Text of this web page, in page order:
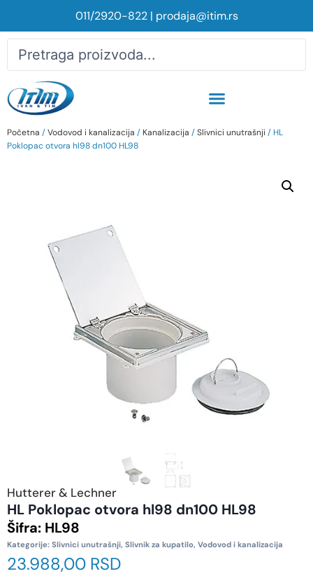
011/2920-822| prodaja@itim.rs
Početna /Vodovod i kanalizacija / Kanalizacija /Slivnici unutrašnji / HL
Poklopac otvora hl98 dn100 HL98
Hutterer & Lechner
HL Poklopac otvora hl98 dn100 HL98
Šifra: HL98
Kategorije: Slivnici unutrašnji, Slivnik za kupatilo, Vodovod i kanalizacija
23.988,00 RSD